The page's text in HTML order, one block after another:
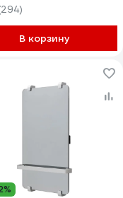
муар) LCAE80-
В корзину